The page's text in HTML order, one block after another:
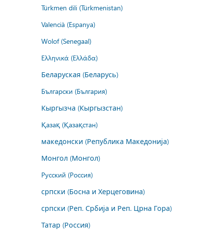
Türkmen dili (Türkmenistan)
Valencià (Espanya)
Wolof (Senegaal)
Ελληνικά (Ελλάδα)
Беларуская (Беларусь)
Български (България)
Кыргызча (Кыргызстан)
Қазақ (Қазақстан)
македонски (Република Македонија)
Монгол (Монгол)
Русский (Россия)
српски (Босна и Херцеговина)
српски (Реп. Србија и Реп. Црна Гора)
Татар (Россия)